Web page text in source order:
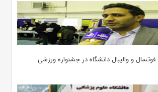
و والیبال دانشگاه در جشنواره ورزشی